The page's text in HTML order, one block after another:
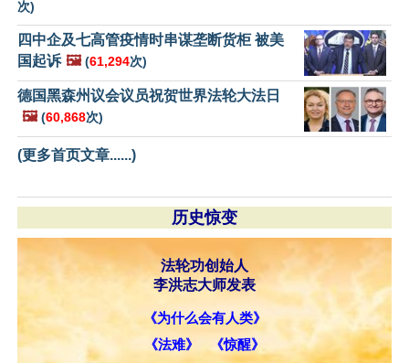
次)
四中企及七高管疫情时串谋垄断货柜 被美
国起诉 🖼️ (61,294次)
德国黑森州议会议员祝贺世界法轮大法日
🖼️ (60,868次)
(更多首页文章......)
历史惊变
法轮功创始人
李洪志大师发表
《为什么会有人类》
《法难》
《惊醒》